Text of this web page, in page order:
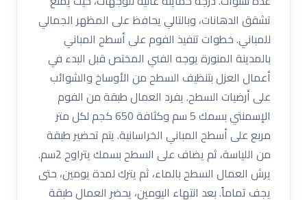
تشقق الدهانات، وبالتالي يحافظ على المظهر الجمالي
للمباني. خطوات تنفيذ الفوم على أسطح المباني
بالمدينة المنورة يوجه الفني المختص قبل البدء في
أعمال العزل بتنظيف السطح من الأوساخ والشوائب
على أرضيات السطح. يفرد العمال طبقة من الفوم
الإسمنتي بسمك 5 سم وكثافة 650 كجم لكل متر
مربع على أسطح المباني الخراسانية. يتم تحضير طبقة
من اللياسة، ثم يضاف على السطح بسمك يتراوح 2سم.
يرش العمال السطح بالماء، ثم يترك لمدة يومين، حتى
يجف تماماً. بعد انتهاء اليومين، يحضر العمال طبقة